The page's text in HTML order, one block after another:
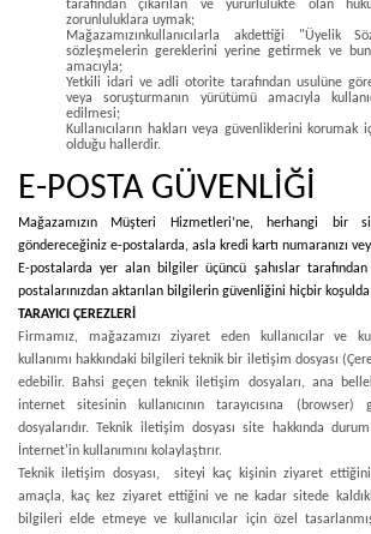
tarafından çıkarılan ve yürürlülükte olan
zorunluluklara uymak;
Mağazamızınkullanıcılarla akdettiği "Üyelik
sözleşmelerin gereklerini yerine getirmek ve
amacıyla;
Yetkili idari ve adli otorite tarafından usulüne
veya soruşturmanın yürütümü amacıyla
edilmesi;
Kullanıcıların hakları veya güvenliklerini
olduğu hallerdir.
E-POSTA GÜVENLİĞİ
Mağazamızın Müşteri Hizmetleri’ne, herhangi bir
göndereceğiniz e-postalarda, asla kredi kartı numaranızı
E-postalarda yer alan bilgiler üçüncü şahıslar
postalarınızdan aktarılan bilgilerin güvenliğini hiçbir
TARAYICI ÇEREZLERİ
Firmamız, mağazamızı ziyaret eden kullanıcılar ve
kullanımı hakkındaki bilgileri teknik bir iletişim dosyası
edebilir. Bahsi geçen teknik iletişim dosyaları, ana
internet sitesinin kullanıcının tarayıcısına
dosyalarıdır. Teknik iletişim dosyası site hakkında
İnternet'in kullanımını kolaylaştırır.
Teknik iletişim dosyası, siteyi kaç kişinin ziyaret
amaçla, kaç kez ziyaret ettiğini ve ne kadar sitede
bilgileri elde etmeye ve kullanıcılar için özel tasarlanmış